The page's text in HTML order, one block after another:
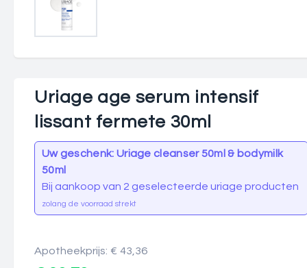
Uriage age serum intensif
lissant fermete 30ml
Uw geschenk: Uriage cleanser 50ml & bodymilk
50ml
Bij aankoop van 2 geselecteerde uriage producten
zolang de voorraad strekt
Apotheekprijs: € 43,36